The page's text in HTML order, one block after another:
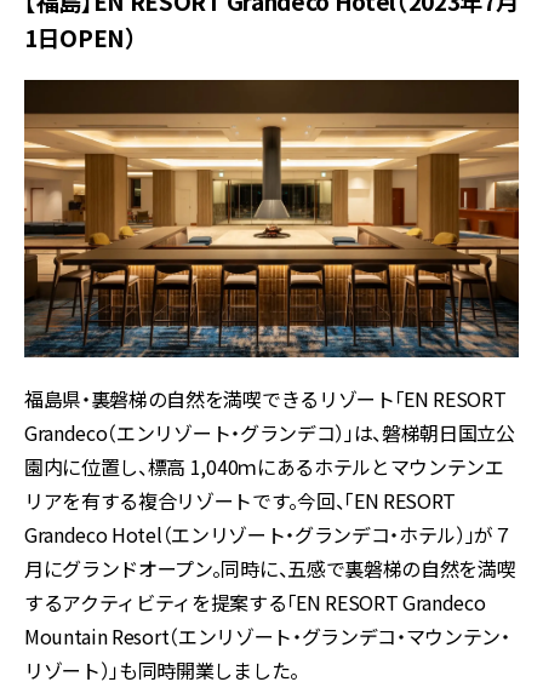
1日OPEN）
福島県・裏磐梯の自然を満喫できるリゾート「EN RESORT
Grandeco（エンリゾート・グランデコ）」は、磐梯朝日国立公
園内に位置し、標高 1,040ｍにあるホテルとマウンテンエ
リアを有する複合リゾートです。今回、「EN RESORT
Grandeco Hotel（エンリゾート・グランデコ・ホテル）」が７
月にグランドオープン。同時に、五感で裏磐梯の自然を満喫
するアクティビティを提案する「EN RESORT Grandeco
Mountain Resort（エンリゾート・グランデコ・マウンテン・
リゾート）」も同時開業しました。